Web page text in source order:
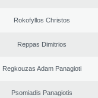
Rokofyllos Christos
Reppas Dimitrios
Regkouzas Adam Panagioti
Psomiadis Panagiotis